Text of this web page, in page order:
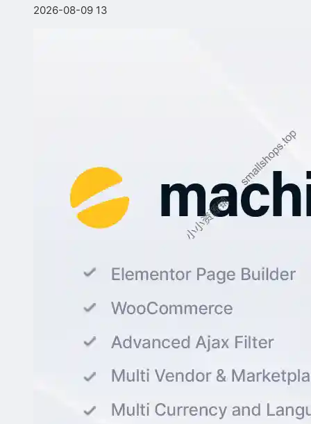
2026-08-09 13